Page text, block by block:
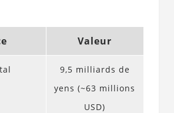
Valeur
9,5 milliards de
yens (~63 millions
USD)